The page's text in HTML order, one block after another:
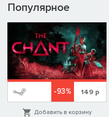
Популярное
-93% 149 р
Добавить в корзину